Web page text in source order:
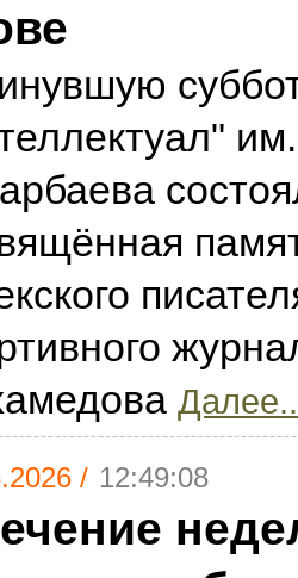
/ 12:49:08